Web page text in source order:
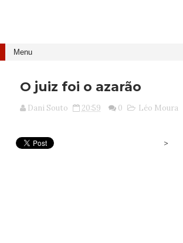
O juiz foi o azarão
Dani Souto 20:59 0 Léo Moura
>